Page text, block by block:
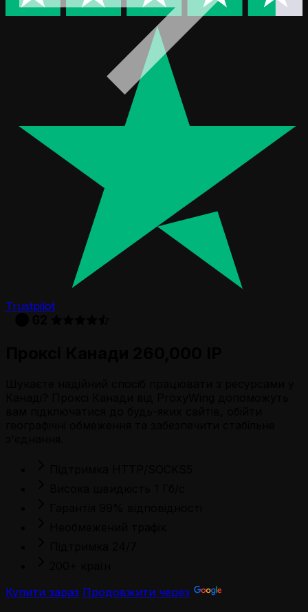
Trustpilot
Купити зараз Продовжити через